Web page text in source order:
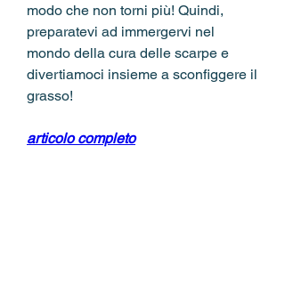
modo che non torni più! Quindi,
preparatevi ad immergervi nel
mondo della cura delle scarpe e
divertiamoci insieme a sconfiggere il
grasso!
articolo completo